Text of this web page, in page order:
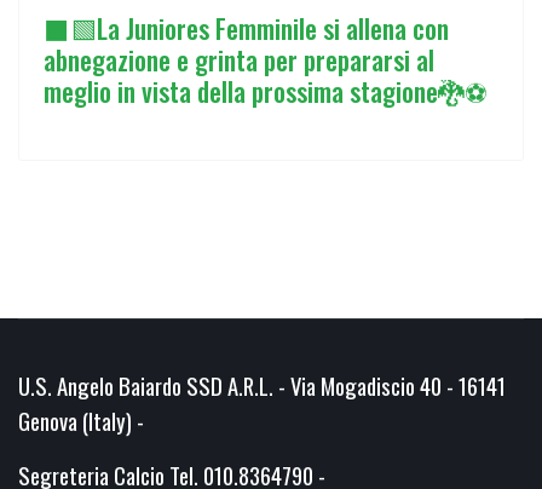
⬛🟩La Juniores Femminile si allena con
abnegazione e grinta per prepararsi al
meglio in vista della prossima stagione🐉⚽
U.S. Angelo Baiardo SSD A.R.L. - Via Mogadiscio 40 - 16141
Genova (Italy) -
Segreteria Calcio Tel. 010.8364790 -